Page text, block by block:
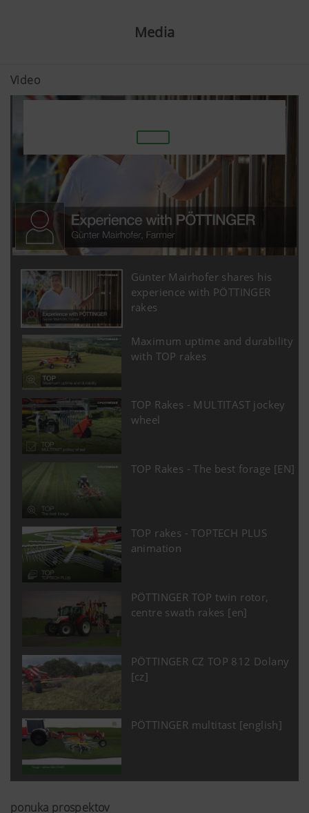
Media
Video
Günter Mairhofer shares his
experience with PÖTTINGER
rakes
Maximum uptime and durability
with TOP rakes
TOP Rakes - MULTITAST jockey
wheel
TOP Rakes - The best forage [EN]
TOP rakes - TOPTECH PLUS
animation
PÖTTINGER TOP twin rotor,
centre swath rakes [en]
PÖTTINGER CZ TOP 812 Dolany
[cz]
PÖTTINGER multitast [english]
ponuka prospektov